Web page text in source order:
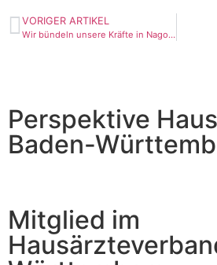
VORIGER ARTIKEL
Wir bündeln unsere Kräfte in Nagold
Perspektive
Baden-
Mitglied im